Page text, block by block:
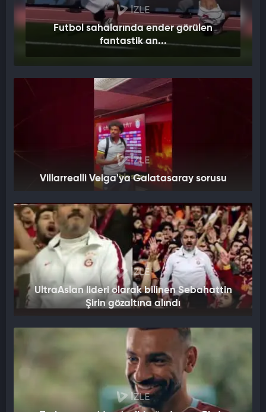
İZLE
Futbol sahalarında ender görülen
fantastik an...
İZLE
Villarrealli Veiga'ya Galatasaray sorusu
İZLE
UltraAslan lideri olarak bilinen Sebahattin
Şirin gözaltına alındı
İZLE